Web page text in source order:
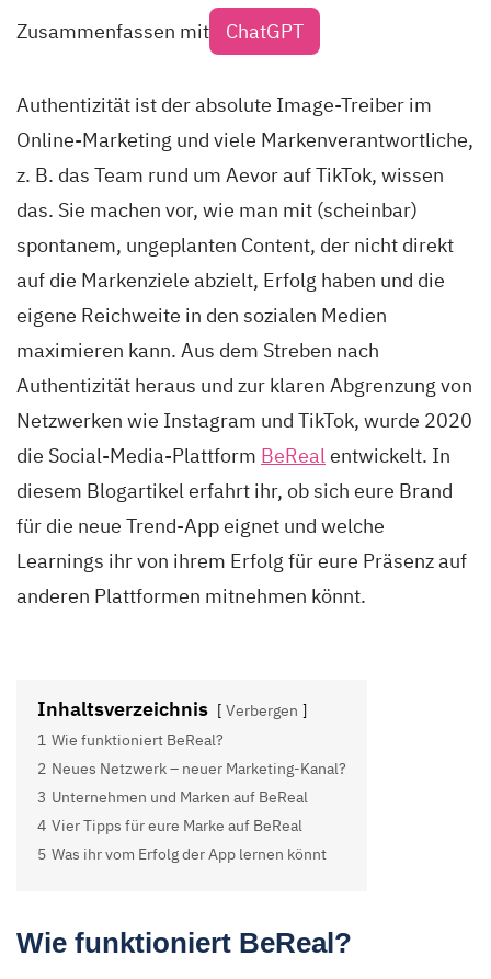
Zusammenfassen mit ChatGPT
Authentizität ist der absolute Image-Treiber im
Online-Marketing und viele Markenverantwortliche,
z. B. das Team rund um Aevor auf TikTok, wissen
das. Sie machen vor, wie man mit (scheinbar)
spontanem, ungeplanten Content, der nicht direkt
auf die Markenziele abzielt, Erfolg haben und die
eigene Reichweite in den sozialen Medien
maximieren kann. Aus dem Streben nach
Authentizität heraus und zur klaren Abgrenzung von
Netzwerken wie Instagram und TikTok, wurde 2020
die Social-Media-Plattform BeRealentwickelt. In
diesem Blogartikel erfahrt ihr, ob sich eure Brand
für die neue Trend-App eignet und welche
Learnings ihr von ihrem Erfolg für eure Präsenz auf
anderen Plattformen mitnehmen könnt.
Inhaltsverzeichnis
Verbergen
1 Wie funktioniert BeReal?
2 Neues Netzwerk – neuer Marketing-Kanal?
3 Unternehmen und Marken auf BeReal
4 Vier Tipps für eure Marke auf BeReal
5 Was ihr vom Erfolg der App lernen könnt
Wie funktioniert BeReal?